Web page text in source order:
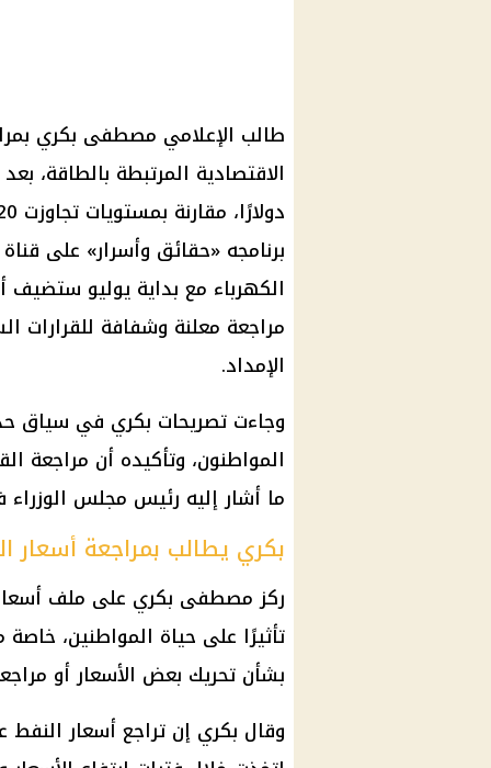
طالب الإعلامي مصطفى بكري
برنامجه «حقائق وأسرار» على
الكهرباء مع بداية يوليو ستضيف
مراجعة معلنة وشفافة
الإمداد.
وجاءت تصريحات بكري في سياق
المواطنون، وتأكيده أن مراجعة
ما أشار إليه رئيس مجلس
بكري يطالب بمراجعة أسعار
ركز مصطفى بكري على ملف أسعار
تأثيرًا على حياة المواطنين،
بشأن تحريك بعض الأسعار أو
وقال بكري إن تراجع أسعار النفط